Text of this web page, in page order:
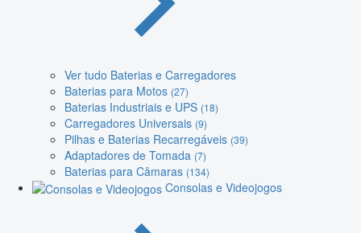
Ver tudo Baterias e Carregadores
Baterias para Motos (27)
Baterias Industriais e UPS (18)
Carregadores Universais (9)
Pilhas e Baterias Recarregáveis (39)
Adaptadores de Tomada (7)
Baterias para Câmaras (134)
Consolas e Videojogos